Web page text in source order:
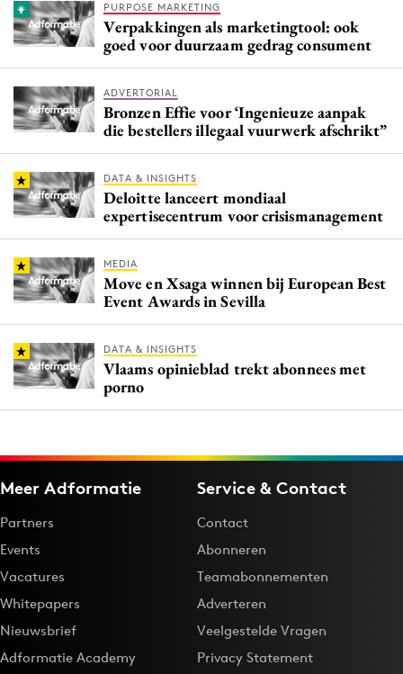
PURPOSE MARKETING
Verpakkingen als marketingtool: ook
goed voor duurzaam gedrag consument
ADVERTORIAL
Bronzen Effie voor ‘Ingenieuze aanpak
die bestellers illegaal vuurwerk afschrikt”
DATA & INSIGHTS
Deloitte lanceert mondiaal
expertisecentrum voor crisismanagement
MEDIA
Move en Xsaga winnen bij European Best
Event Awards in Sevilla
DATA & INSIGHTS
Vlaams opinieblad trekt abonnees met
porno
Meer Adformatie
Partners
Events
Vacatures
Whitepapers
Nieuwsbrief
Adformatie Academy
Service & Contact
Contact
Abonneren
Teamabonnementen
Adverteren
Veelgestelde Vragen
Privacy Statement